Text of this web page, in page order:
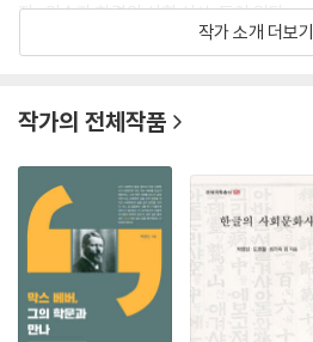
자 : 외솔과 한결의 사회 사상』등이 있다.
작가 소개 더보기
작가의 전체작품